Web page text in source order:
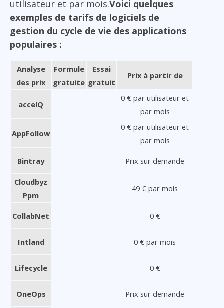
utilisateur et par mois.Voici quelques
exemples de tarifs de logiciels de
gestion du cycle de vie des applications
populaires :
Analyse
des prix
Formule
gratuite
Essai
gratuit
Prix à partir de
accelQ
0 € par utilisateur et
par mois
AppFollow
0 € par utilisateur et
par mois
Bintray Prix sur demande
Cloudbyz
Ppm
49 € par mois
CollabNet 0 €
Intland 0 € par mois
Lifecycle 0 €
OneOps Prix sur demande